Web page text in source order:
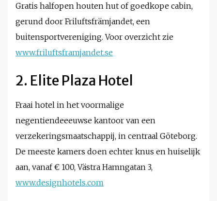
Gratis halfopen houten hut of goedkope cabin,
gerund door Friluftsfrämjandet, een
buitensportvereniging. Voor overzicht zie
www.friluftsframjandet.se
2. Elite Plaza Hotel
Fraai hotel in het voormalige
negentiendeeeuwse kantoor van een
verzekeringsmaatschappij, in centraal Göteborg.
De meeste kamers doen echter knus en huiselijk
aan, vanaf € 100, Västra Hamngatan 3,
www.designhotels.com